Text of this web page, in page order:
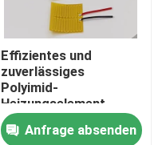
Effizientes und
zuverlässiges
Polyimid-
Heizungselement
Rechteckform
Anfrage absenden